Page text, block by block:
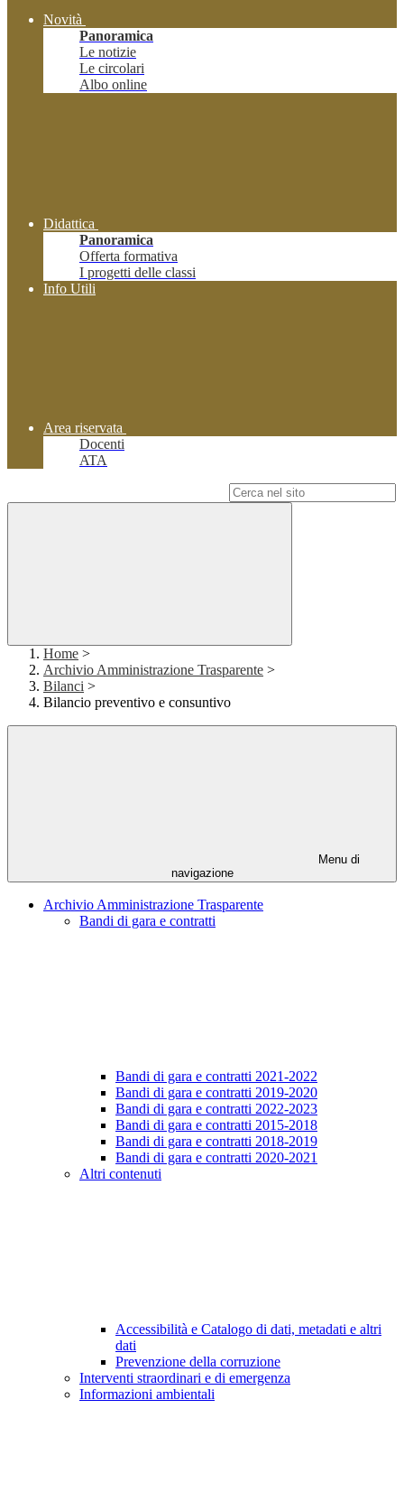
Novità
Panoramica
Le notizie
Le circolari
Albo online
Didattica
Panoramica
Offerta formativa
I progetti delle classi
Info Utili
Area riservata
Docenti
ATA
Home >
Archivio Amministrazione Trasparente >
Bilanci >
Bilancio preventivo e consuntivo
Menu di
navigazione
Archivio Amministrazione Trasparente
Bandi di gara e contratti
Bandi di gara e contratti 2021-2022
Bandi di gara e contratti 2019-2020
Bandi di gara e contratti 2022-2023
Bandi di gara e contratti 2015-2018
Bandi di gara e contratti 2018-2019
Bandi di gara e contratti 2020-2021
Altri contenuti
Accessibilità e Catalogo di dati, metadati e altri
dati
Prevenzione della corruzione
Interventi straordinari e di emergenza
Informazioni ambientali